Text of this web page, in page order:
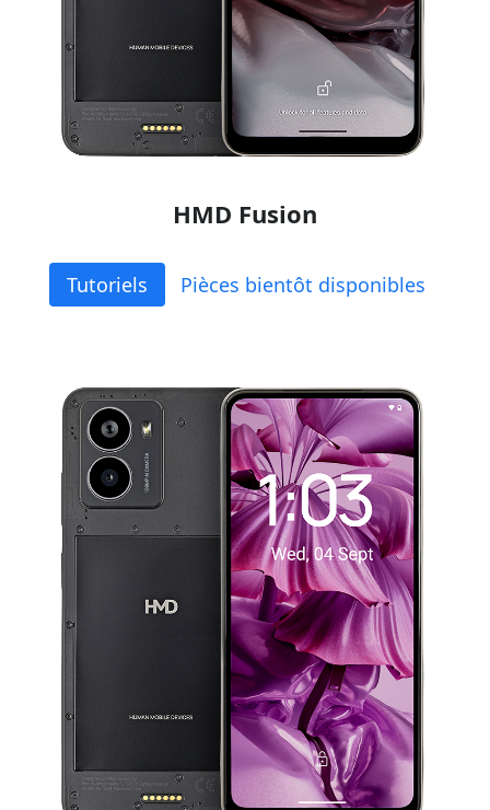
HMD Fusion
Tutoriels Pièces bientôt disponibles